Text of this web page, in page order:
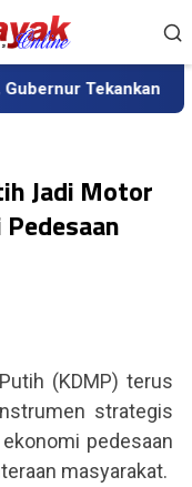
Kerja Keras dan
Jadi Motor
(KDMP) terus
strategis
pedesaan
masyarakat.